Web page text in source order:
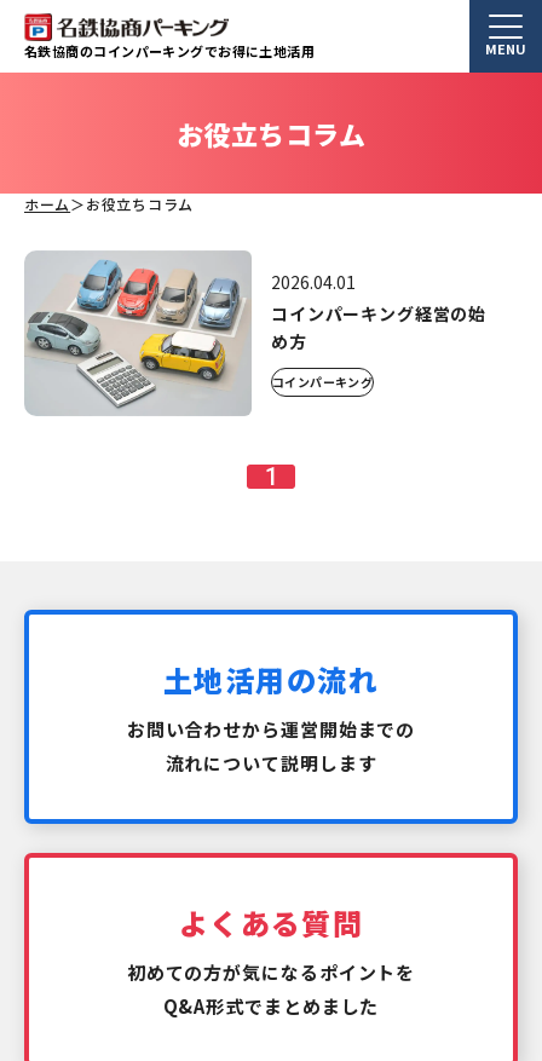
名鉄協商のコインパーキングでお得に土地活用 MENU
お役立ちコラム
ホーム お役立ちコラム
2026.04.01
コインパーキング経営の始
め方
コインパーキング
1
土地活用の流れ
お問い合わせから運営開始までの
流れについて説明します
よくある質問
初めての方が気になるポイントを
Q&A形式でまとめました